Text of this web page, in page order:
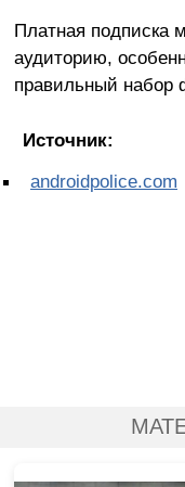
Платная подписка
аудиторию,
правильный набор
Источник:
androidpolice.com